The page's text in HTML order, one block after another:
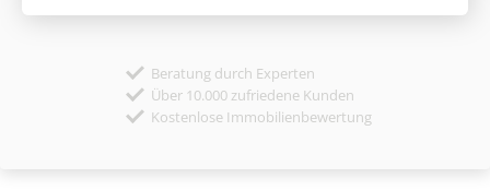
Beratung durch Experten
Über 10.000 zufriedene Kunden
Kostenlose Immobilienbewertung